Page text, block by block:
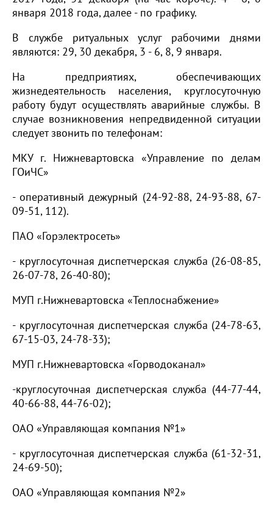
января 2018 года, далее - по графику.
В службе ритуальных услуг рабочими днями
являются: 29, 30 декабря, 3 - 6, 8, 9 января.
На предприятиях, обеспечивающих
жизнедеятельность населения, круглосуточную
работу будут осуществлять аварийные службы. В
случае возникновения непредвиденной ситуации
следует звонить по телефонам:
МКУ г. Нижневартовска «Управление по делам
ГОиЧС»
- оперативный дежурный (24-92-88, 24-93-88, 67-
09-51, 112).
ПАО «Горэлектросеть»
- круглосуточная диспетчерская служба (26-08-85,
26-07-78, 26-40-80);
МУП г.Нижневартовска «Теплоснабжение»
- круглосуточная диспетчерская служба (24-78-63,
67-15-03, 24-78-33);
МУП г.Нижневартовска «Горводоканал»
-круглосуточная диспетчерская служба (44-77-44,
40-66-88, 44-76-02);
ОАО «Управляющая компания №1»
- круглосуточная диспетчерская служба (61-32-31,
24-69-50);
ОАО «Управляющая компания №2»